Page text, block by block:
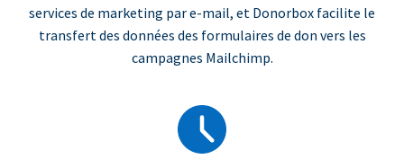
services de marketing par e-mail, et Donorbox facilite le
transfert des données des formulaires de don vers les
campagnes Mailchimp.